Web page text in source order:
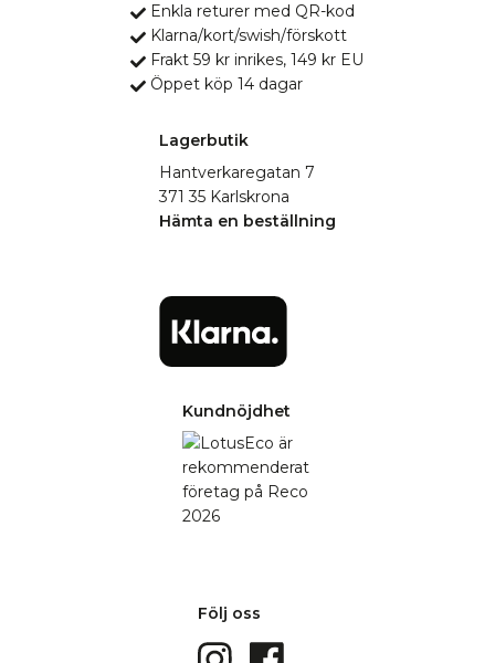
Enkla returer med QR-kod
Klarna/kort/swish/förskott
Frakt 59 kr inrikes, 149 kr EU
Öppet köp 14 dagar
Lagerbutik
Hantverkaregatan 7
371 35 Karlskrona
Hämta en beställning
Kundnöjdhet
Följ oss